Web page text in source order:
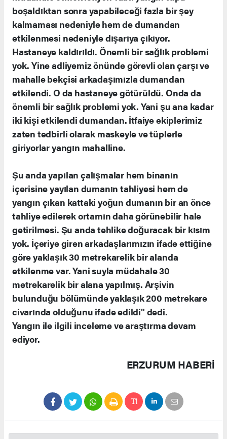
boşaldıktan sonra yapabileceği fazla bir şey
kalmaması nedeniyle hem de dumandan
etkilenmesi nedeniyle dışarıya çıkıyor.
Hastaneye kaldırıldı. Önemli bir sağlık problemi
yok. Yine adliyemiz önünde görevli olan çarşı ve
mahalle bekçisi arkadaşımızla dumandan
etkilendi. O da hastaneye götürüldü. Onda da
önemli bir sağlık problemi yok. Yani şu ana kadar
iki kişi etkilendi dumandan. İtfaiye ekiplerimiz
zaten tedbirli olarak maskeyle ve tüplerle
giriyorlar yangın mahalline.
Şu anda yapılan çalışmalar hem binanın
içerisine yayılan dumanın tahliyesi hem de
yangın çıkan kattaki yoğun dumanın bir an önce
tahliye edilerek ortamın daha görünebilir hale
getirilmesi. Şu anda tehlike doğuracak bir kısım
yok. İçeriye giren arkadaşlarımızın ifade ettiğine
göre yaklaşık 30 metrekarelik bir alanda
etkilenme var. Yani suyla müdahale 30
metrekarelik bir alana yapılmış. Arşivin
bulunduğu bölümünde yaklaşık 200 metrekare
civarında olduğunu ifade edildi" dedi.
Yangın ile ilgili inceleme ve araştırma devam
ediyor.
ERZURUM HABERİ